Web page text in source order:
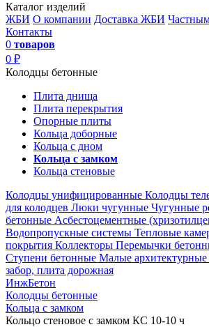
Каталог изделий
ЖБИ О компании Доставка ЖБИ
Контакты
0 товаров
0 ₽
Колодцы бетонные
Плита днища
Плита перекрытия
Опорные плиты
Кольца доборные
Кольца с дном
Кольца с замком
Кольца стеновые
Колодцы унифицированные Колодцы
для колодцев Люки чугунные Чугунные
бетонные Асбестоцементные
Водопропускные системы Тепловые
покрытия Коллекторы Перемычки
Ступени бетонные Малые
забор, плита дорожная
ИнжБетон
Колодцы бетонные
Кольца с замком
Кольцо стеновое с замком КС 10-10 ч